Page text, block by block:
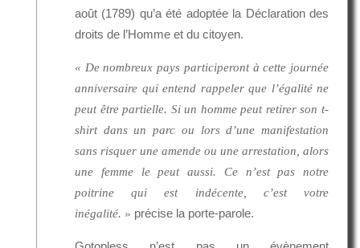
août (1789) qu’a été adoptée la Déclaration des
droits de l’Homme et du citoyen.
« De nombreux pays participeront à cette journée
anniversaire qui entend rappeler que l’égalité ne
peut être partielle. Si un homme peut retirer son t-
shirt dans un parc ou lors d’une manifestation
sans risquer une amende ou une arrestation, alors
une femme le peut aussi. Ce n’est pas notre
poitrine qui est indécente, c’est votre
inégalité. » précise la porte-parole.